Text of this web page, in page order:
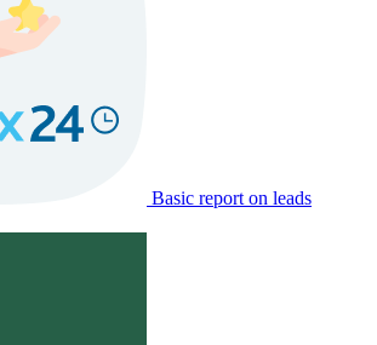
Basic report on leads